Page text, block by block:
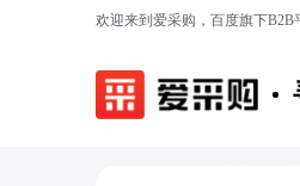
欢迎来到爱采购，百度旗下B2B